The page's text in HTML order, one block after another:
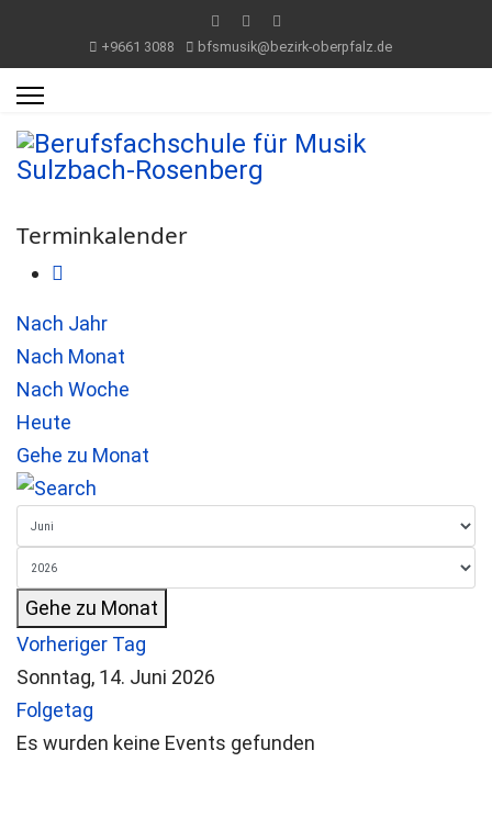
+9661 3088 bfsmusik@bezirk-oberpfalz.de
Terminkalender
Nach Jahr
Nach Monat
Nach Woche
Heute
Gehe zu Monat
Gehe zu Monat
Vorheriger Tag
Sonntag, 14. Juni 2026
Folgetag
Es wurden keine Events gefunden